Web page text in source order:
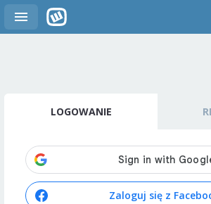
LOGOWANIE
Zaloguj się z